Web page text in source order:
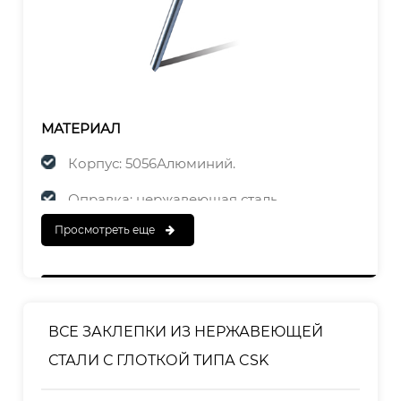
МАТЕРИАЛ
Корпус: 5056Алюминий.
Оправка: нержавеющая сталь
ЗАКАНЧИВАТЬ
Просмотреть еще
ВСЕ ЗАКЛЕПКИ ИЗ НЕРЖАВЕЮЩЕЙ
СТАЛИ С ГЛОТКОЙ ТИПА CSK